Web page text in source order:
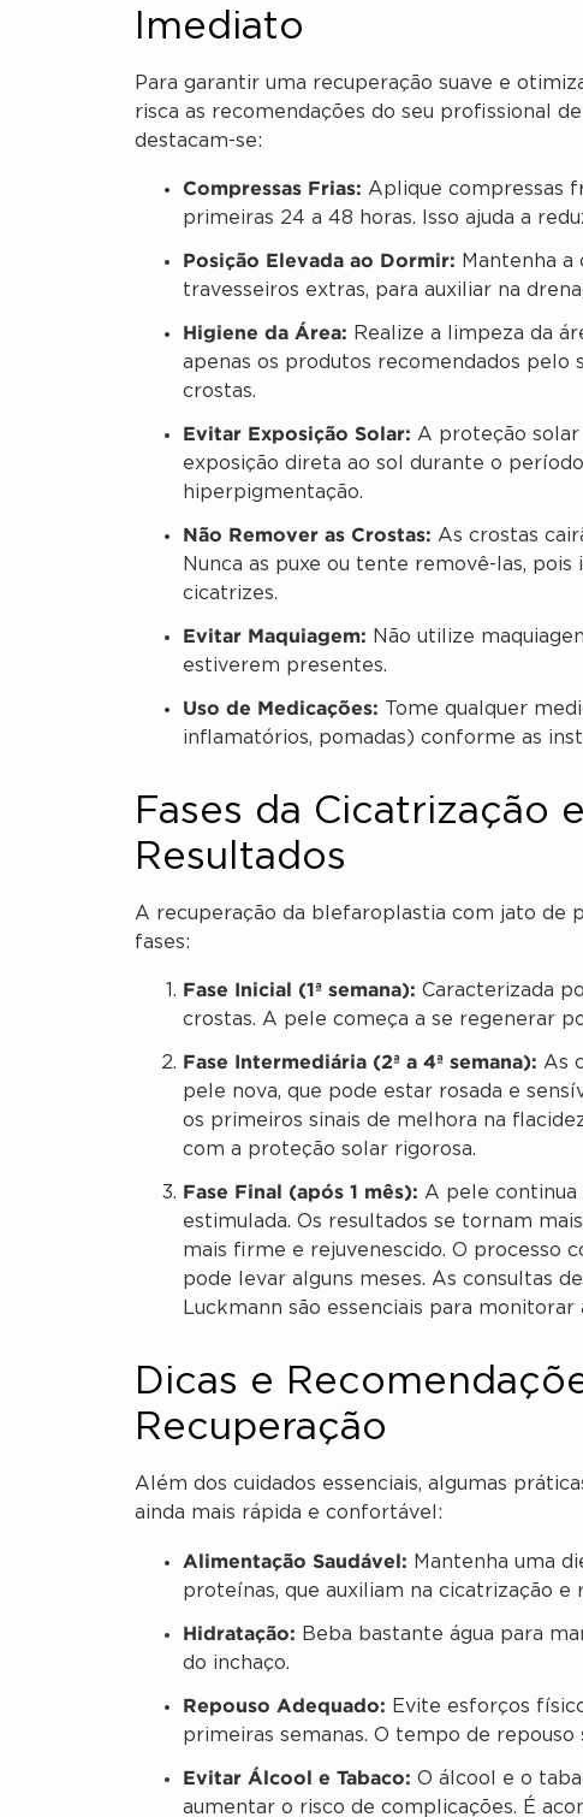
Imediato
Para garantir uma recuperação suave e
risca as recomendações do seu profissional
destacam-se:
Compressas Frias: Aplique compressas
primeiras 24 a 48 horas. Isso ajuda a
Posição Elevada ao Dormir: Mantenha a
travesseiros extras, para auxiliar na
Higiene da Área: Realize a limpeza da
apenas os produtos recomendados pelo
crostas.
Evitar Exposição Solar: A proteção solar
exposição direta ao sol durante o
hiperpigmentação.
Não Remover as Crostas: As crostas
Nunca as puxe ou tente removê-las,
cicatrizes.
Evitar Maquiagem: Não utilize
estiverem presentes.
Uso de Medicações: Tome qualquer
inflamatórios, pomadas) conforme as
Fases da Cicatrização
Resultados
A recuperação da blefaroplastia com jato de
fases:
Fase Inicial (1ª semana): Caracterizada
crostas. A pele começa a se regenerar
Fase Intermediária (2ª a 4ª semana): As
pele nova, que pode estar rosada e
os primeiros sinais de melhora na
com a proteção solar rigorosa.
Fase Final (após 1 mês): A pele continua
estimulada. Os resultados se tornam
mais firme e rejuvenescido. O processo
pode levar alguns meses. As consultas
Luckmann são essenciais para
Dicas e
Recuperação
Além dos cuidados essenciais, algumas
ainda mais rápida e confortável:
Alimentação Saudável: Mantenha uma
proteínas, que auxiliam na cicatrização e
Hidratação: Beba bastante água para
do inchaço.
Repouso Adequado: Evite esforços
primeiras semanas. O tempo de repouso
Evitar Álcool e Tabaco: O álcool e o
aumentar o risco de complicações. É